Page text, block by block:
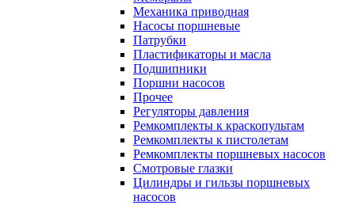
Механика приводная
Насосы поршневые
Патрубки
Пластификаторы и масла
Подшипники
Поршни насосов
Прочее
Регуляторы давления
Ремкомплекты к краскопультам
Ремкомплекты к пистолетам
Ремкомплекты поршневых насосов
Смотровые глазки
Цилиндры и гильзы поршневых
насосов